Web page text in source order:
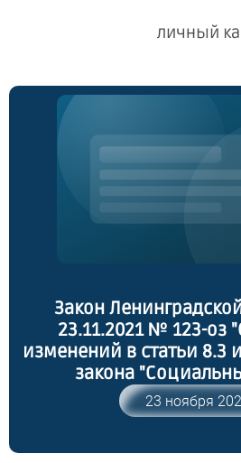
личный
Закон
23.11.2021 № 123-оз
изменений в статьи 8.3
закона
Ленинградской
23 ноября